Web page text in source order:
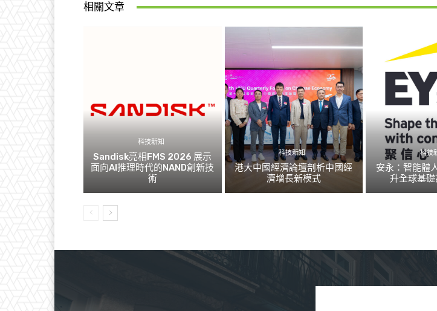
相關文章
科技新知
Sandisk亮相FMS 2026 展示
面向AI推理時代的NAND創新技
術
科技新知
港大中國經濟論壇剖析中國經
濟增長新模式
科技
安永：智能體
升全球基